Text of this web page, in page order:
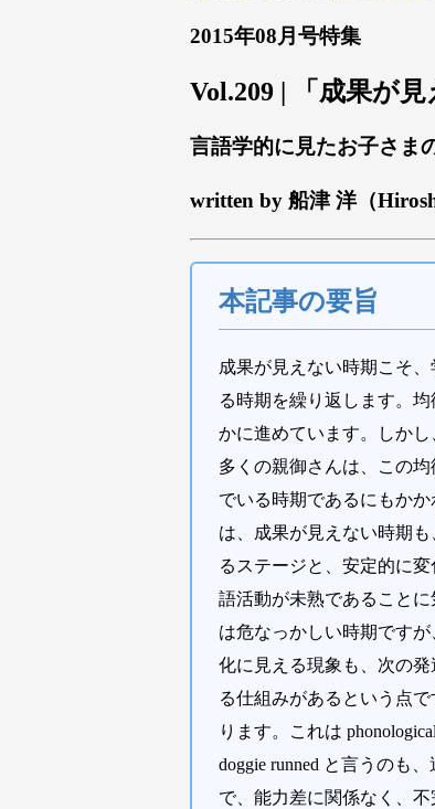
2015年08月号特集
Vol.209 | 「成果が
言語学的に見たお子さま
written by 船津 洋（
本記事の要旨
成果が見えない時期こそ
る時期を繰り返します。
かに進めています。しか
多くの親御さんは、この
でいる時期であるにもか
は、成果が見えない時期
るステージと、安定的に
語活動が未熟であること
は危なっかしい時期です
化に見える現象も、次の
る仕組みがあるという点
ります。これは
doggie runned と言うのも
で、能力差に関係なく、